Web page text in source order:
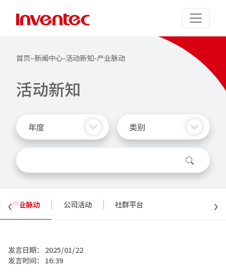
首页–新闻中心-活动新知-产业脉动
活动新知
年度 类别
产业脉动 公司活动 社群平台
‹ ›
发言日期： 2025/01/22
发言时间： 16:39